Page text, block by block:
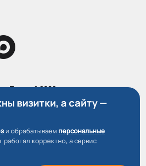
Пилоты", 2026
визитки, а сайту —
и обрабатываем персональные
работал корректно, а сервис